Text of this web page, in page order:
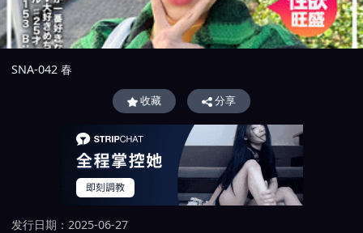
SNA-042 春
收藏 分享
发行日期：2025-06-27